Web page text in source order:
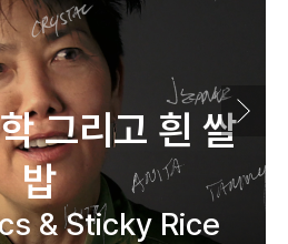
그리고 흰 쌀
밥
& Sticky Rice